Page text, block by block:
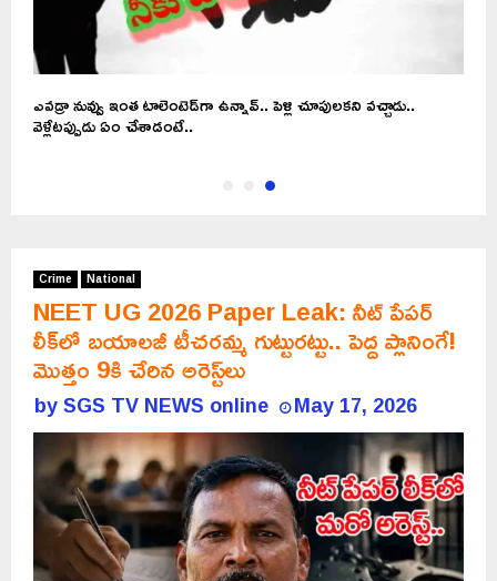
ఎవడ్రా నువ్వు ఇంత టాలెంటెడ్‌గా ఉన్నావ్.. పెళ్లి చూపులకని వచ్చాడు..
వెళ్లేటప్పుడు ఏం చేశాడంటే..
Crime National
NEET UG 2026 Paper Leak: నీట్ పేపర్‌
లీక్‌లో బయాలజీ టీచరమ్మ గుట్టురట్టు.. పెద్ద ప్లానింగే!
మొత్తం 9కి చేరిన అరెస్ట్‌లు
bySGS TV NEWS online May 17, 2026